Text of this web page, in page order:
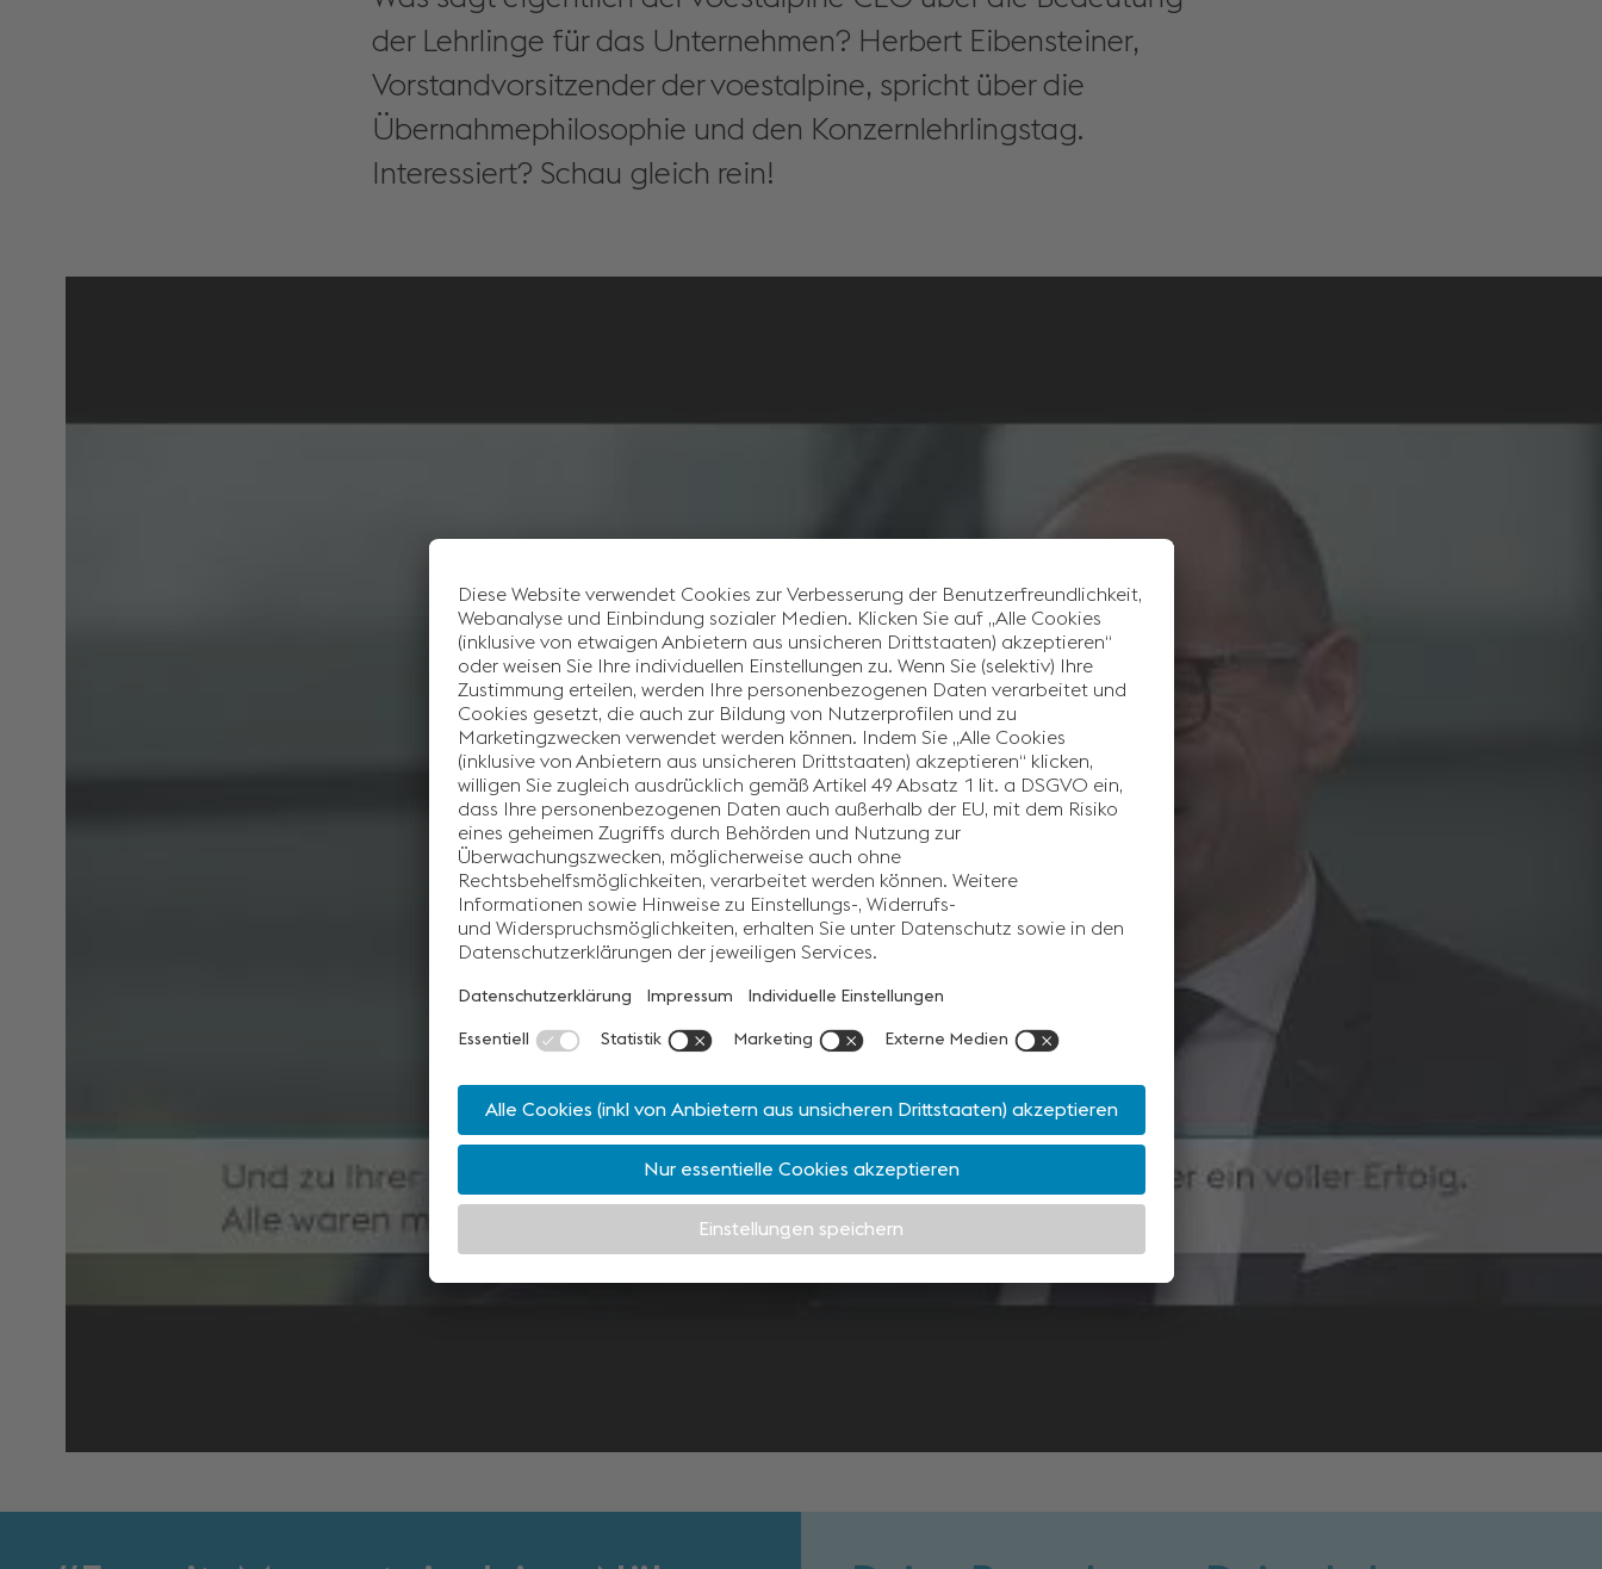
der Lehrlinge für das Unternehmen? Herbert Eibensteiner,
Vorstandvorsitzender der voestalpine, spricht über die
Übernahmephilosophie und den Konzernlehrlingstag.
Interessiert? Schau gleich rein!
Wir benötigen Ihre Zustimmung, um den
YouTube Video-Service zu laden!
Wir verwenden einen Service eines Drittanbieters, um Videoinhalte
einzubetten. Dieser Service kann Daten zu Ihren Aktivitäten
sammeln. Bitte lesen Sie die Details durch und stimmen Sie der
Nutzung des Service zu, um dieses Video anzusehen.
Mehr Informationen
Akzeptieren